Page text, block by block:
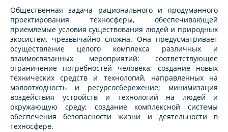
Общественная задача рационального и продуманного
проектирования техносферы, обеспечивающей
приемлемые условия существования людей и природных
экосистем, чрезвычайно сложна. Она предусматривает
осуществление целого комплекса различных и
взаимосвязанных мероприятий: соответствующее
ограничение потребностей человека; создание новых
технических средств и технологий, направленных на
малоотходность и ресурсосбережение; минимизация
воздействия устройств и технологий на людей и
окружающую среду; создание комплексной системы
обеспечения безопасности жизни и деятельности в
техносфере.